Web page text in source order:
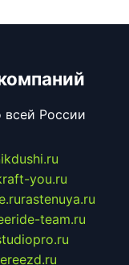
всей России
you.ru
rastenuya.ru
team.ru